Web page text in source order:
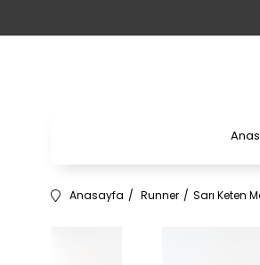
Anasayfa Runner Sarı Keten